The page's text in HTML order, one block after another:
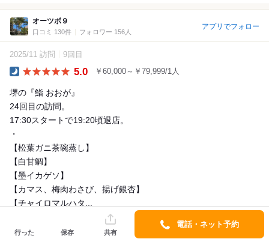
オーツボ９
口コミ 130件 フォロワー 156人
アプリでフォロー
2025/11 訪問 9回目
5.0 ￥60,000～￥79,999/1人
堺の『鮨 おおが』
24回目の訪問。
17:30スタートで19:20頃退店。
・
【松葉ガニ茶碗蒸し】
【白甘鯛】
【墨イカゲソ】
【カマス、梅肉わさび、揚げ銀杏】
【チャイロマルハタ...
行った 保存 共有
電話・ネット予約